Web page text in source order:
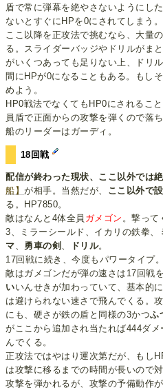
盾で常に弾幕を絶やさないようにし
ないとすぐにHPを0にされてしまう。
ここ以降を正攻法で挑むなら、大量
る。スライダーバッジやドリルがま
がいくつあっても足りない上、ドリ
間にHPが0になることもある。もし
めよう。
HP0戦法でなくてもHP0にされるこ
員盾で正面からの攻撃を弾くので落
船のリーダーはガーディ。
18回戦
配信が終わった現状、ここ以外では
船】が相手。当然だが、 ここ以外で
る。HP7850。
敵はなんと4体全員 ガメゴン 。撃って
3、ミラーシールド、イカリの鉄拳、
マ
勇車の剣 ドリル。
17回戦に続き、今度もパワータイプ。
敵はガメゴンだが弾の速さは17回戦
いいんせきが加わっていて、基本的
は避けられない速さで飛んでくる。
にも、硬さが鉄の盾と同様の3かつふ
がここから追加され当たれば444ダ
んでくる。
正攻法ではやはり運次第だが、もし
は攻撃に移るまでの時間が長いので
攻撃を弾かれるが、攻撃の予備動作